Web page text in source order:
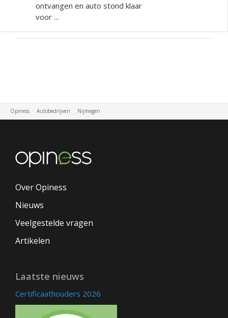
ontvangen en auto stond klaar
voor ...
Opiness Autobedrijven Nijmegen
Over Opiness
Nieuws
Veelgestelde vragen
Artikelen
Laatste nieuws
Certificaathouders 2026